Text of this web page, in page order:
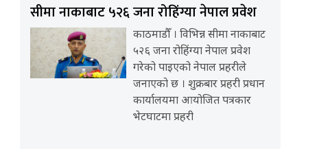
सीमा नाकाबाट ५२६ जना रोहिंग्या नेपाल प्रवेश
काठमाडौँ । विभिन्न सीमा नाकाबाट
५२६ जना रोहिंग्या नेपाल प्रवेश
गरेको पाइएको नेपाल प्रहरीले
जनाएको छ । शुक्रबार प्रहरी प्रधान
कार्यालयमा आयोजित पत्रकार
भेटघाटमा प्रहरी